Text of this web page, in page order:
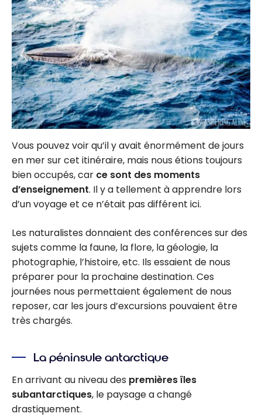
Vous pouvez voir qu’il y avait énormément de jours
en mer sur cet itinéraire, mais nous étions toujours
bien occupés, car ce sont des moments
d’enseignement. Il y a tellement à apprendre lors
d’un voyage et ce n’était pas différent ici.
Les naturalistes donnaient des conférences sur des
sujets comme la faune, la flore, la géologie, la
photographie, l’histoire, etc. Ils essaient de nous
préparer pour la prochaine destination. Ces
journées nous permettaient également de nous
reposer, car les jours d’excursions pouvaient être
très chargés.
La péninsule antarctique
En arrivant au niveau des premières îles
subantarctiques, le paysage a changé
drastiquement.